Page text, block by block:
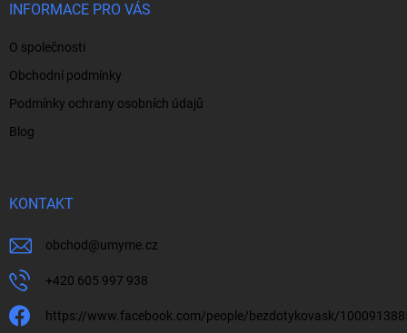
INFORMACE PRO VÁS
O společnosti
Obchodní podmínky
Podmínky ochrany osobních údajů
Blog
KONTAKT
obchod @umyme.cz
+420 605 997 938
https://www.facebook.com/people/bezdotykovask/